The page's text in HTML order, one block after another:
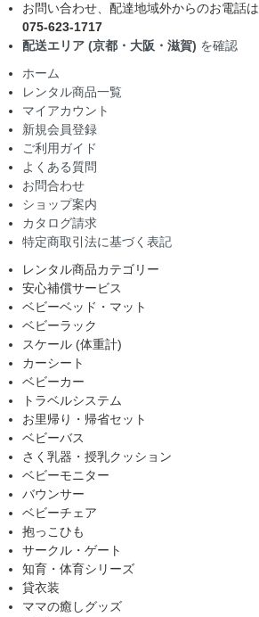
お問い合わせ、配達地域外からのお電話は
075-623-1717
配送エリア (京都・大阪・滋賀) を確認
ホーム
レンタル商品一覧
マイアカウント
新規会員登録
ご利用ガイド
よくある質問
お問合わせ
ショップ案内
カタログ請求
特定商取引法に基づく表記
レンタル商品カテゴリー
安心補償サービス
ベビーベッド・マット
ベビーラック
スケール (体重計)
カーシート
ベビーカー
トラベルシステム
お里帰り・帰省セット
ベビーバス
さく乳器・授乳クッション
ベビーモニター
バウンサー
ベビーチェア
抱っこひも
サークル・ゲート
知育・体育シリーズ
貸衣装
ママの癒しグッズ